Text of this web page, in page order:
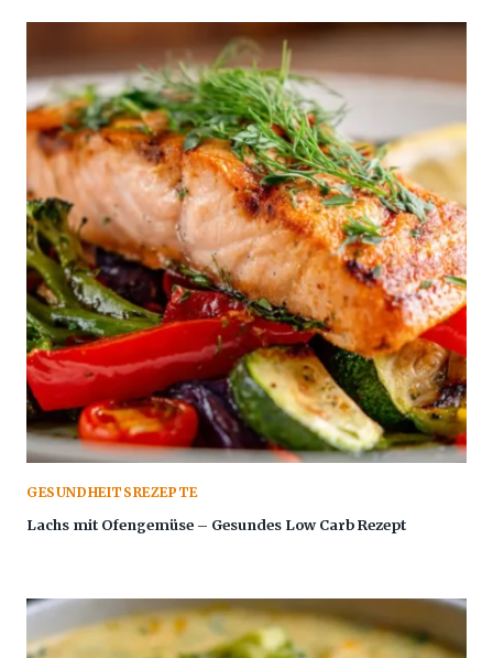
GESUNDHEITSREZEPTE
Lachs mit Ofengemüse – Gesundes Low Carb Rezept